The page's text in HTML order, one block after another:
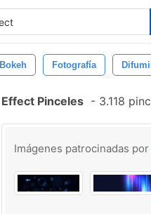
Bokeh Fotografía
Effect Pinceles - 3.118
Imágenes patrocinadas por